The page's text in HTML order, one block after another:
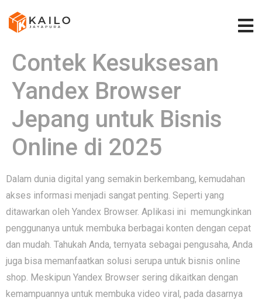
Contek Kesuksesan
Yandex Browser
Jepang untuk Bisnis
Online di 2025
Dalam dunia digital yang semakin berkembang, kemudahan
akses informasi menjadi sangat penting. Seperti yang
ditawarkan oleh Yandex Browser. Aplikasi ini memungkinkan
penggunanya untuk membuka berbagai konten dengan cepat
dan mudah. Tahukah Anda, ternyata sebagai pengusaha, Anda
juga bisa memanfaatkan solusi serupa untuk bisnis online
shop. Meskipun Yandex Browser sering dikaitkan dengan
kemampuannya untuk membuka video viral, pada dasarnya